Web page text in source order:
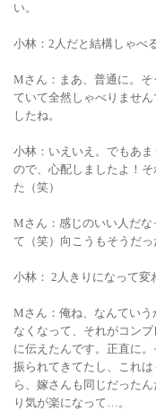
い。
小林：2人だと結構しゃべ
Mさん ：まあ、普通に。
ていて全然しゃべりませ
したね。
小林：いえいえ。でもあ
ので、心配しましたよ！
た（笑）
Mさん ：感じのいい人だ
て（笑）向こうもそうだっ
小林： 2人きりになって変
Mさん ：俺ね、なんてい
なくなって、それがコン
に伝えたんです。正直に
振られてきてたし、これ
ら、嫁さんも同じだった
り気が楽になって…。